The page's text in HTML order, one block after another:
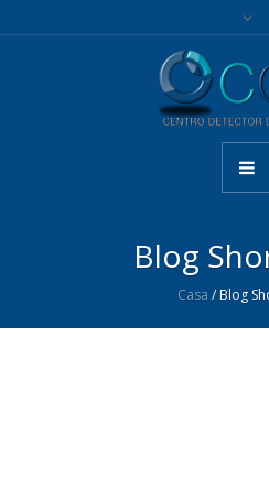
Blog
Casa /Blog